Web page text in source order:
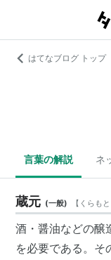
はてなブログ トップ
言葉の解説 ネ
蔵元 (一般) 【 くらもと
酒・醤油などの醸
を必要である。そ